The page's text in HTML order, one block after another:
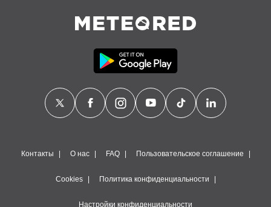
Контакты О нас FAQ Пользовательское соглашение
Cookies Политика конфиденциальности
Настройки конфиденциальности